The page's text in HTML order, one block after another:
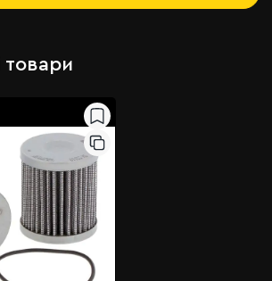
товари